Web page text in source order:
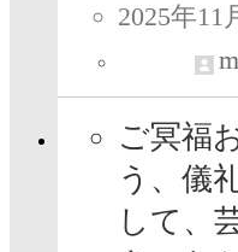
2025年11
ご冥福
う、儀
して、